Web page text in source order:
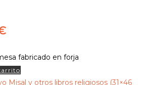
fabricado en forja